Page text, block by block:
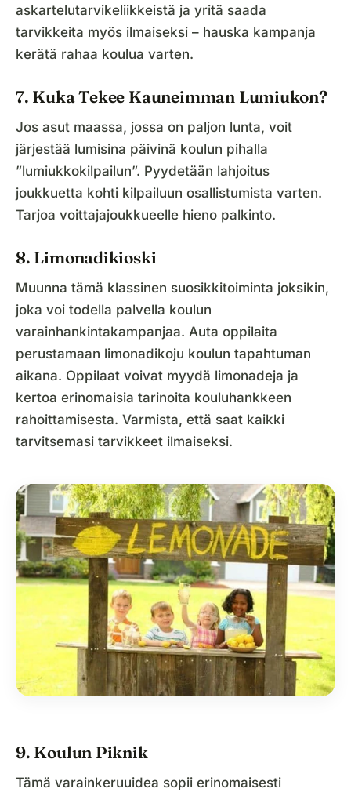
askartelutarvikeliikkeistä ja yritä saada
tarvikkeita myös ilmaiseksi – hauska kampanja
kerätä rahaa koulua varten.
7. Kuka Tekee Kauneimman Lumiukon?
Jos asut maassa, jossa on paljon lunta, voit
järjestää lumisina päivinä koulun pihalla
”lumiukkokilpailun”. Pyydetään lahjoitus
joukkuetta kohti kilpailuun osallistumista varten.
Tarjoa voittajajoukkueelle hieno palkinto.
8. Limonadikioski
Muunna tämä klassinen suosikkitoiminta joksikin,
joka voi todella palvella koulun
varainhankintakampanjaa. Auta oppilaita
perustamaan limonadikoju koulun tapahtuman
aikana. Oppilaat voivat myydä limonadeja ja
kertoa erinomaisia tarinoita kouluhankkeen
rahoittamisesta. Varmista, että saat kaikki
tarvitsemasi tarvikkeet ilmaiseksi.
9. Koulun Piknik
Tämä varainkeruuidea sopii erinomaisesti